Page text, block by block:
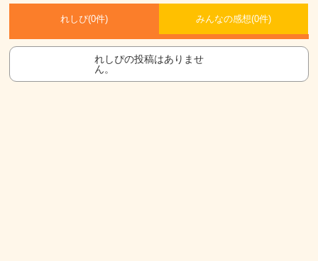
れしぴ(0件) みんなの感想(0件)
れしぴの投稿はありませ
ん。